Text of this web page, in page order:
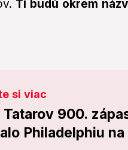
Tí budú okrem
si viac
Tatarov 900.
Philadelphiu